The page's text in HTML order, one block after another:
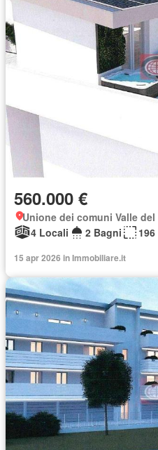
560.000 €
Unione dei comuni Valle del
4 Locali
2 Bagni 196
15 apr 2026 in Immobiliare.it